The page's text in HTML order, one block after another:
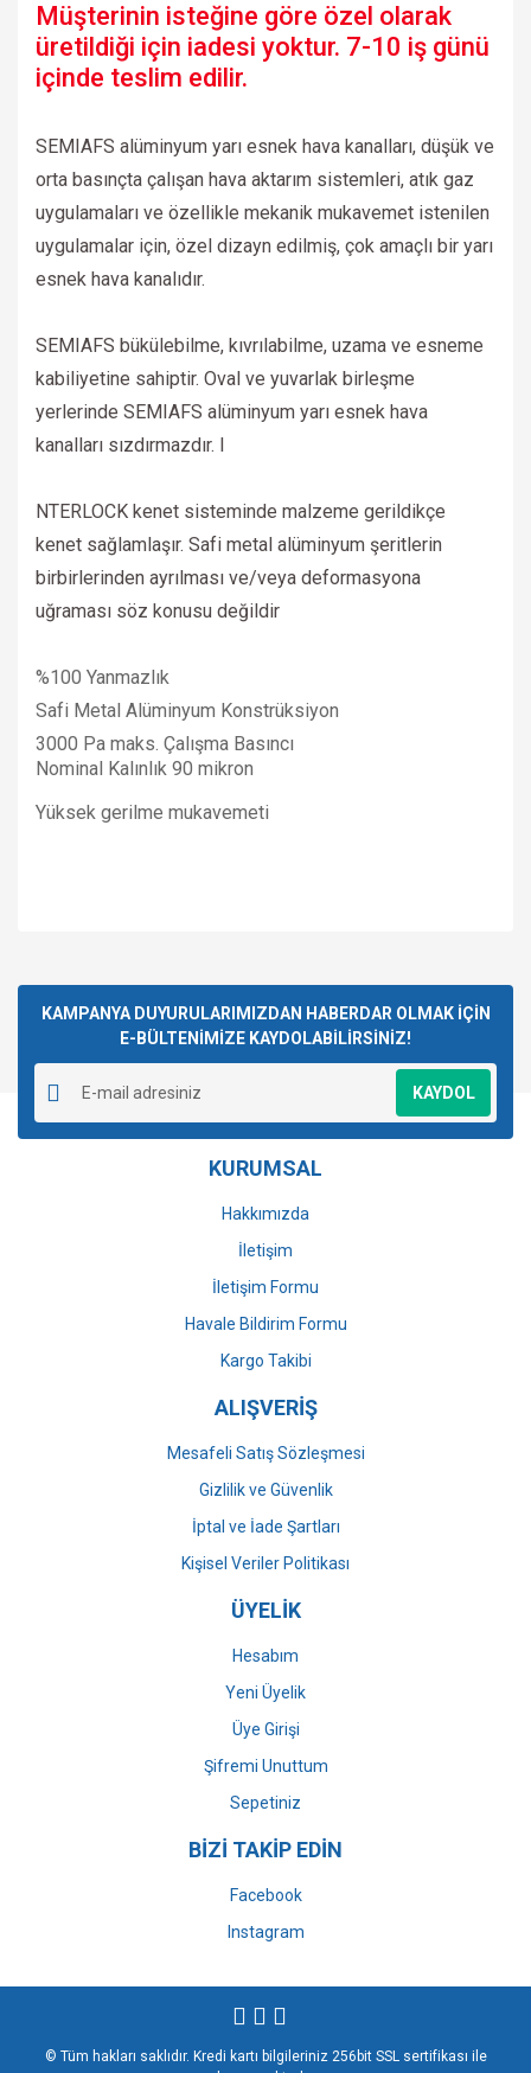
Müşterinin isteğine göre özel olarak
üretildiği için iadesi yoktur. 7-10 iş günü
içinde teslim edilir.
SEMIAFS alüminyum yarı esnek hava kanalları, düşük ve
orta basınçta çalışan hava aktarım sistemleri, atık gaz
uygulamaları ve özellikle mekanik mukavemet istenilen
uygulamalar için, özel dizayn edilmiş, çok amaçlı bir yarı
esnek hava kanalıdır.
SEMIAFS bükülebilme, kıvrılabilme, uzama ve esneme
kabiliyetine sahiptir. Oval ve yuvarlak birleşme
yerlerinde SEMIAFS alüminyum yarı esnek hava
kanalları sızdırmazdır. I
NTERLOCK kenet sisteminde malzeme gerildikçe
kenet sağlamlaşır. Safi metal alüminyum şeritlerin
birbirlerinden ayrılması ve/veya deformasyona
uğraması söz konusu değildir
%100 Yanmazlık
Safi Metal Alüminyum Konstrüksiyon
3000 Pa maks. Çalışma Basıncı
Nominal Kalınlık 90 mikron
Yüksek gerilme mukavemeti
Yorum Yaz
kullanarak tarafımıza iletebilirsiniz.
Görüş ve önerileriniz için teşekkür ederiz.
Ürün resmi kalitesiz, bozuk veya görüntülenemiyor.
Ürün açıklamasında eksik bilgiler bulunuyor.
Ürün bilgilerinde hatalar bulunuyor.
Ürün fiyatı diğer sitelerden daha pahalı.
Gönder
KAMPANYA DUYURULARIMIZDAN HABERDAR OLMAK İÇİN
E-BÜLTENİMİZE KAYDOLABİLİRSİNİZ!
KAYDOL
KURUMSAL
Hakkımızda
İletişim
İletişim Formu
Havale Bildirim Formu
Kargo Takibi
ALIŞVERİŞ
Mesafeli Satış Sözleşmesi
Gizlilik ve Güvenlik
İptal ve İade Şartları
Kişisel Veriler Politikası
ÜYELİK
Hesabım
Yeni Üyelik
Üye Girişi
Şifremi Unuttum
Sepetiniz
BİZİ TAKİP EDİN
Facebook
Instagram
© Tüm hakları saklıdır. Kredi kartı bilgileriniz 256bit SSL sertifikası ile